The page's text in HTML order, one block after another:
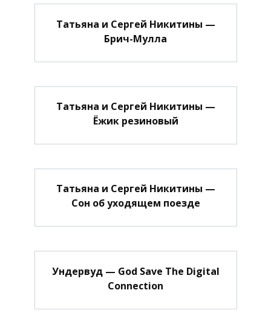
Татьяна и Сергей Никитины —
Брич-Мулла
Татьяна и Сергей Никитины —
Ёжик резиновый
Татьяна и Сергей Никитины —
Сон об уходящем поезде
Ундервуд — God Save The Digital
Connection